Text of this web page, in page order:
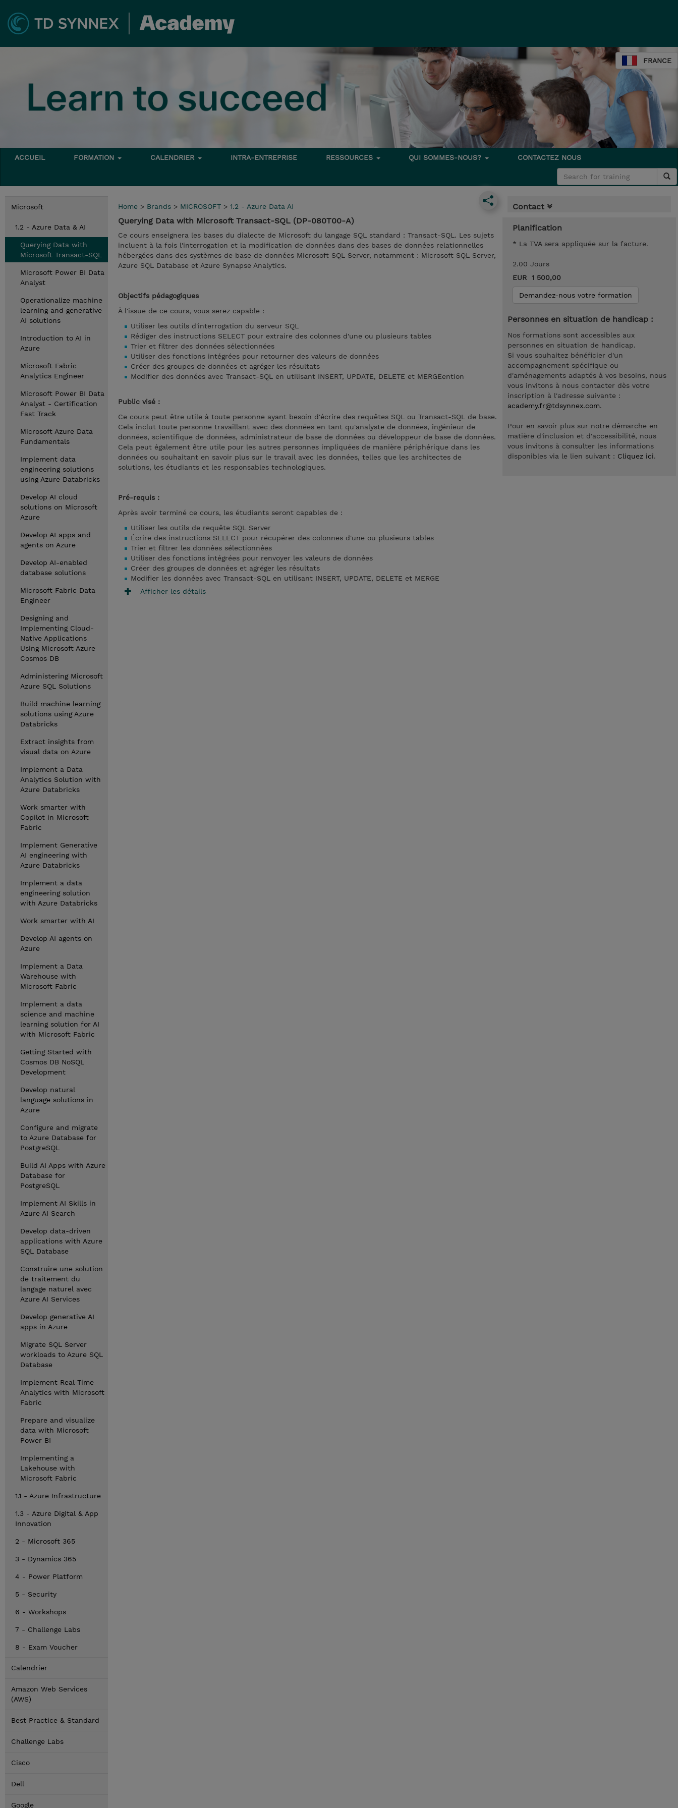
FRANCE
ACCUEIL FORMATION CALENDRIER INTRA-ENTREPRISE RESSOURCES QUI SOMMES-NOUS? CONTACTEZ NOUS
Microsoft
1.2 - Azure Data & AI
Querying Data with
Microsoft Transact-SQL
Microsoft Power BI Data
Analyst
Operationalize machine
learning and generative
AI solutions
Introduction to AI in
Azure
Microsoft Fabric
Analytics Engineer
Microsoft Power BI Data
Analyst - Certification
Fast Track
Microsoft Azure Data
Fundamentals
Implement data
engineering solutions
using Azure Databricks
Develop AI cloud
solutions on Microsoft
Azure
Develop AI apps and
agents on Azure
Develop AI-enabled
database solutions
Microsoft Fabric Data
Engineer
Designing and
Implementing Cloud-
Native Applications
Using Microsoft Azure
Cosmos DB
Administering Microsoft
Azure SQL Solutions
Build machine learning
solutions using Azure
Databricks
Extract insights from
visual data on Azure
Implement a Data
Analytics Solution with
Azure Databricks
Work smarter with
Copilot in Microsoft
Fabric
Implement Generative
AI engineering with
Azure Databricks
Implement a data
engineering solution
with Azure Databricks
Work smarter with AI
Develop AI agents on
Azure
Implement a Data
Warehouse with
Microsoft Fabric
Implement a data
science and machine
learning solution for AI
with Microsoft Fabric
Getting Started with
Cosmos DB NoSQL
Development
Develop natural
language solutions in
Azure
Configure and migrate
to Azure Database for
PostgreSQL
Build AI Apps with Azure
Database for
PostgreSQL
Implement AI Skills in
Azure AI Search
Develop data-driven
applications with Azure
SQL Database
Construire une solution
de traitement du
langage naturel avec
Azure AI Services
Develop generative AI
apps in Azure
Migrate SQL Server
workloads to Azure SQL
Database
Implement Real-Time
Analytics with Microsoft
Fabric
Prepare and visualize
data with Microsoft
Power BI
Implementing a
Lakehouse with
Microsoft Fabric
1.1 - Azure Infrastructure
1.3 - Azure Digital & App
Innovation
2 - Microsoft 365
3 - Dynamics 365
4 - Power Platform
5 - Security
6 - Workshops
7 - Challenge Labs
8 - Exam Voucher
Calendrier
Amazon Web Services
(AWS)
Best Practice & Standard
Challenge Labs
Cisco
Dell
Google
Home > Brands > MICROSOFT > 1.2 - Azure Data AI
Querying Data with Microsoft Transact-SQL (DP-080T00-A)
Ce cours enseignera les bases du dialecte de Microsoft du langage SQL standard : Transact-SQL. Les sujets
incluent à la fois l'interrogation et la modification de données dans des bases de données relationnelles
hébergées dans des systèmes de base de données Microsoft SQL Server, notamment : Microsoft SQL Server,
Azure SQL Database et Azure Synapse Analytics.
Objectifs pédagogiques
À l'issue de ce cours, vous serez capable :
Utiliser les outils d'interrogation du serveur SQL
Rédiger des instructions SELECT pour extraire des colonnes d'une ou plusieurs tables
Trier et filtrer des données sélectionnées
Utiliser des fonctions intégrées pour retourner des valeurs de données
Créer des groupes de données et agréger les résultats
Modifier des données avec Transact-SQL en utilisant INSERT, UPDATE, DELETE et MERGEention
Public visé :
Ce cours peut être utile à toute personne ayant besoin d'écrire des requêtes SQL ou Transact-SQL de base.
Cela inclut toute personne travaillant avec des données en tant qu'analyste de données, ingénieur de
données, scientifique de données, administrateur de base de données ou développeur de base de données.
Cela peut également être utile pour les autres personnes impliquées de manière périphérique dans les
données ou souhaitant en savoir plus sur le travail avec les données, telles que les architectes de
solutions, les étudiants et les responsables technologiques.
Pré-requis :
Après avoir terminé ce cours, les étudiants seront capables de :
Utiliser les outils de requête SQL Server
Écrire des instructions SELECT pour récupérer des colonnes d'une ou plusieurs tables
Trier et filtrer les données sélectionnées
Utiliser des fonctions intégrées pour renvoyer les valeurs de données
Créer des groupes de données et agréger les résultats
Modifier les données avec Transact-SQL en utilisant INSERT, UPDATE, DELETE et MERGE
Afficher les détails
Contact
Planification
* La TVA sera appliquée sur la facture.
2.00 Jours
EUR 1 500,00
Demandez-nous votre formation
Personnes en situation de handicap :
Nos formations sont accessibles aux
personnes en situation de handicap.
Si vous souhaitez bénéficier d'un
accompagnement spécifique ou
d'aménagements adaptés à vos besoins, nous
vous invitons à nous contacter dès votre
inscription à l'adresse suivante :
academy.fr@tdsynnex.com.
Pour en savoir plus sur notre démarche en
matière d'inclusion et d'accessibilité, nous
vous invitons à consulter les informations
disponibles via le lien suivant : Cliquez ici.